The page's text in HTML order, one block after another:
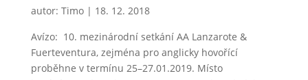
autor: Timo| 18. 12. 2018
Avízo: 10. mezinárodní setkání AA Lanzarote &
Fuerteventura, zejména pro anglicky hovořící
proběhne v termínu 25–27.01.2019. Místo